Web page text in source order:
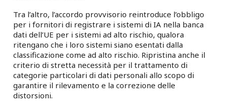
Tra l’altro, l’accordo provvisorio reintroduce l’obbligo
per i fornitori di registrare i sistemi di IA nella banca
dati dell’UE per i sistemi ad alto rischio, qualora
ritengano che i loro sistemi siano esentati dalla
classificazione come ad alto rischio. Ripristina anche il
criterio di stretta necessità per il trattamento di
categorie particolari di dati personali allo scopo di
garantire il rilevamento e la correzione delle
distorsioni.